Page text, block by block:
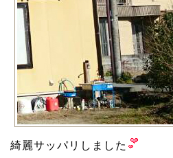
綺麗サッパリしました